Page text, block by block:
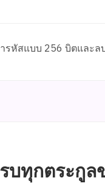
รหัสแบบ 256 บิตและ
ทุกตระกูลข